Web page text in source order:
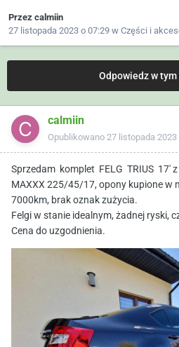
Przez calmiin
27 listopada 2023 o 07:29 w Części i
Odpowiedz w
calmiin
Opublikowano 27 listopada 2023
Sprzedam komplet FELG TRIUS 17'
MAXXX 225/45/17, opony kupione w
7000km, brak oznak zużycia.
Felgi w stanie idealnym, żadnej ryski,
Cena do uzgodnienia.